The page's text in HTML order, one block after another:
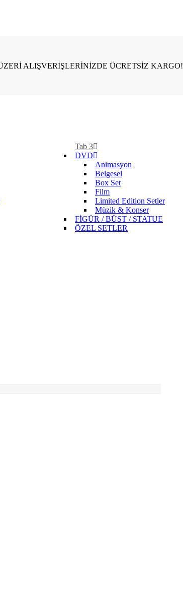
ALIŞVERİŞLERİNİZDE ÜCRETSİZ KARGO!
Tab 3
DVD
Animasyon
Belgesel
Box Set
Film
Limited Edition Setler
Müzik & Konser
FİGÜR / BÜST / STATUE
ÖZEL SETLER